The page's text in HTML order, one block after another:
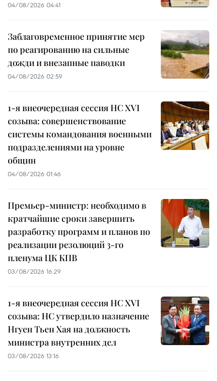
04/08/2026 04:41
Заблаговременное принятие мер
по реагированию на сильные
дожди и внезапные паводки
04/08/2026 02:59
1-я внеочередная сессия НС XVI
созыва: совершенствование
системы командования военными
подразделениями на уровне
общин
04/08/2026 01:46
Премьер-министр: необходимо в
кратчайшие сроки завершить
разработку программ и планов по
реализации резолюций 3-го
пленума ЦК КПВ
03/08/2026 16:29
1-я внеочередная сессия НС XVI
созыва: НС утвердило назначение
Нгуен Тьен Хая на должность
министра внутренних дел
03/08/2026 13:16